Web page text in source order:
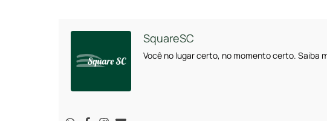
SquareSC
Você no lugar certo, no momento certo. Saiba